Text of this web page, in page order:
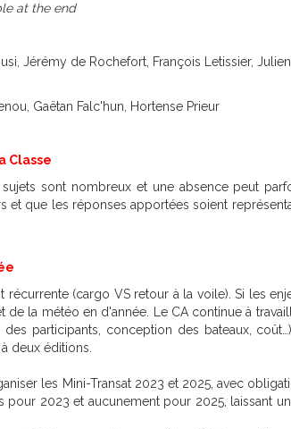
at the end
Jérémy de Rochefort, François Letissier,
Gaëtan Falc'hun, Hortense Prieur
Classe
sont nombreux et une absence peut
que les réponses apportées soient
(cargo VS retour à la voile). Si les
la météo en d'année. Le CA continue à
participants, conception des bateaux,
deux éditions.
les Mini-Transat 2023 et 2025, avec
2023 et aucunement pour 2025, laissant